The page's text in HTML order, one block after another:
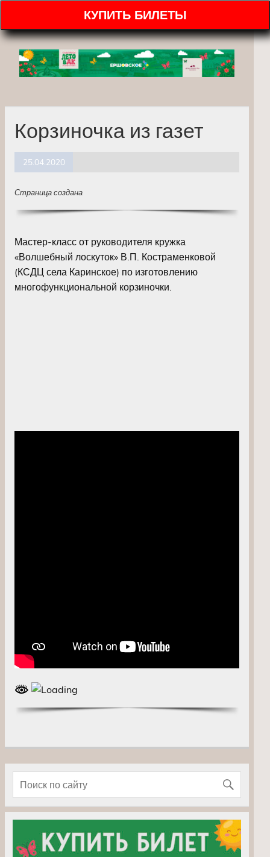
КУПИТЬ БИЛЕТЫ
Корзиночка из газет
25.04.2020
Страница создана
Мастер-класс от руководителя кружка
«Волшебный лоскуток» В.П. Костраменковой
(КСДЦ села Каринское) по изготовлению
многофункциональной корзиночки.